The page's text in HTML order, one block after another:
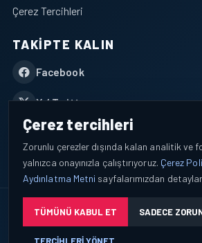
Çerez Tercihleri
TAKIPTE KALIN
Facebook
X / Twitter
YouTube
WhatsApp
© 2026 AEROPORTIST I Havacılık Veri ve
Çerez tercihleri
Zorunlu çerezler dışında kalan analitik ve
yalnızca onayınızla çalıştırıyoruz. Çerez
Aydınlatma Metni sayfalarımızdan
TÜMÜNÜ KABUL ET SADECE